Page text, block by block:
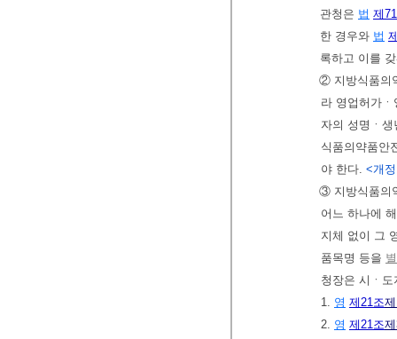
관청은 법 제
한 경우와 법
록하고 이를
② 지방식품의
라 영업허가
자의 성명ㆍ
식품의약품안
야 한다. <개
③ 지방식품의
어느 하나에
지체 없이 그
품목명 등을
청장은 시ㆍ
1. 영 제21조
2. 영 제21조